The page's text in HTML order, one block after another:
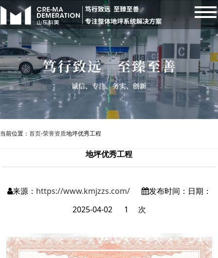
当前位置： 首页-荣誉资质地坪优秀工程
地坪优秀工程
来源： https://www.kmjzzs.com/
发布时间：日期：
2025-04-02
1 次